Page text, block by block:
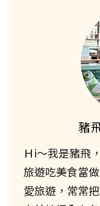
豬
Ｈi～我是豬飛
旅遊吃美食當
愛旅遊，常常